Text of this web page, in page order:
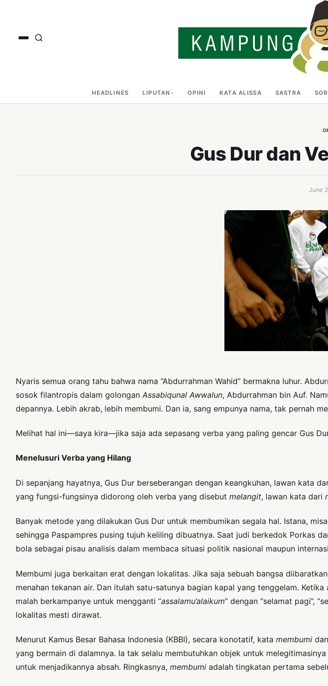
HEADLINES LIPUTAN OPINI KATA ALISSA SASTRA
Gus Dur dan
June
Nyaris semua orang tahu bahwa nama “Abdurrahman Wahid” bermakna luhur.
sosok filantropis dalam golongan Assabiqunal Awwalun, Abdurrahman bin Auf.
depannya. Lebih akrab, lebih membumi. Dan ia, sang empunya nama, tak pernah
Melihat hal ini—saya kira—jika saja ada sepasang verba yang paling gencar Gus
Menelusuri Verba yang Hilang
Di sepanjang hayatnya, Gus Dur berseberangan dengan keangkuhan, lawan kata
yang fungsi-fungsinya didorong oleh verba yang disebut melangit, lawan kata dari
Banyak metode yang dilakukan Gus Dur untuk membumikan segala hal. Istana,
sehingga Paspampres pusing tujuh keliling dibuatnya. Saat judi berkedok Porkas
bola sebagai pisau analisis dalam membaca situasi politik nasional maupun
Membumi juga berkaitan erat dengan lokalitas. Jika saja sebuah bangsa
menahan tekanan air. Dan itulah satu-satunya bagian kapal yang tenggelam.
malah berkampanye untuk mengganti “assalamu’alaikum” dengan “selamat pagi”,
lokalitas mesti dirawat.
Menurut Kamus Besar Bahasa Indonesia (KBBI), secara konotatif, kata membumi dan
yang bermain di dalamnya. Ia tak selalu membutuhkan objek untuk
untuk menjadikannya absah. Ringkasnya, membumi adalah tingkatan pertama